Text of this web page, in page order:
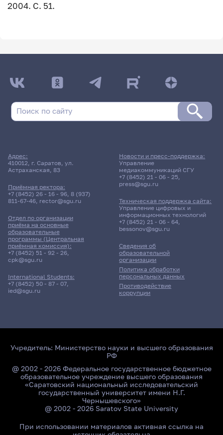
2004. С. 51.
Адрес:
410012, г. Саратов, ул.
Астраханская, 83
Приёмная ректора:
+7 (8452) 26 - 16 - 96, 8 (937)
811-67-46, rector@sgu.ru
Отдел по организации
приёма на основные
образовательные
программы (Центральная
приёмная комиссия):
+7 (8452) 51 - 92 - 26,
cpk@sgu.ru
International Students:
+7 (8452) 50 - 87 - 07,
ied@sgu.ru
Сведения об
образовательной
организации
Политика обработки
персональных данных
Противодействие
коррупции
Новости и пресс-поддержка:
Управление
медиакоммуникаций СГУ
+7 (8452) 21 - 06 - 25,
press@sgu.ru
Техническая поддержка сайта:
Управление цифровых и
информационных технологий
+7 (8452) 21 - 06 - 64,
bessonov@sgu.ru
Учредитель: Министерство науки и высшего образования
РФ
@ 2002 - 2026 Федеральное государственное бюджетное
образовательное учреждение высшего образования
«Саратовский национальный исследовательский
государственный университет имени Н.Г.
Чернышевского»
@ 2002 - 2026 Saratov State University
При использовании материалов активная ссылка на